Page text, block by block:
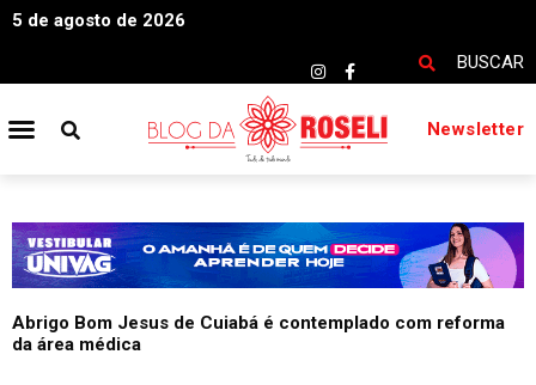
5 de agosto de 2026
BUSCAR
Newsletter
Abrigo Bom Jesus de Cuiabá é contemplado com reforma
da área médica